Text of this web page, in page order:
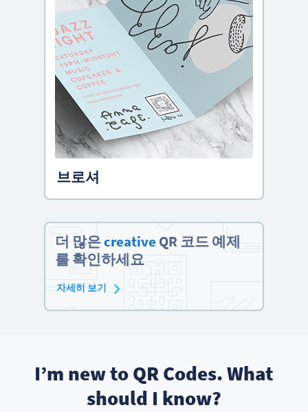
브로셔
더 많은creative QR 코드 예제
를 확인하세요
자세히 보기
I’m new to QR Codes. What
should I know?